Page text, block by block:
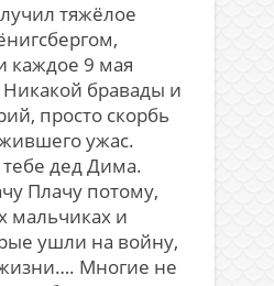
тяжёлое
каждое 9 мая
Никакой бравады и
просто скорбь
ужас.
дед Дима.
Плачу потому,
мальчиках и
ушли на войну,
Многие не